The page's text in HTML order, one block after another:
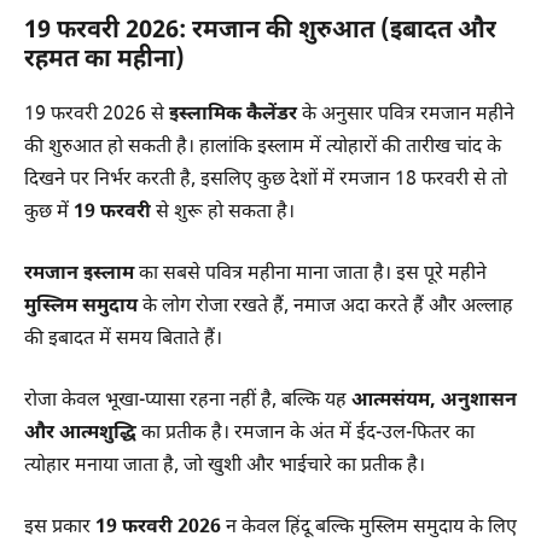
19 फरवरी 2026: रमजान की शुरुआत (इबादत और
रहमत का महीना)
19 फरवरी 2026 सेइस्लामिक कैलेंडरके अनुसार पवित्र रमजान महीने
की शुरुआत हो सकती है। हालांकि इस्लाम में त्योहारों की तारीख चांद के
दिखने पर निर्भर करती है, इसलिए कुछ देशों में रमजान 18 फरवरी से तो
कुछ में 19 फरवरीसे शुरू हो सकता है।
रमजान इस्लामका सबसे पवित्र महीना माना जाता है। इस पूरे महीने
मुस्लिम समुदायके लोग रोजा रखते हैं, नमाज अदा करते हैं और अल्लाह
की इबादत में समय बिताते हैं।
रोजा केवल भूखा-प्यासा रहना नहीं है, बल्कि यहआत्मसंयम, अनुशासन
और आत्मशुद्धिका प्रतीक है। रमजान के अंत में ईद-उल-फितर का
त्योहार मनाया जाता है, जो खुशी और भाईचारे का प्रतीक है।
इस प्रकार 19 फरवरी 2026न केवल हिंदू बल्कि मुस्लिम समुदाय के लिए